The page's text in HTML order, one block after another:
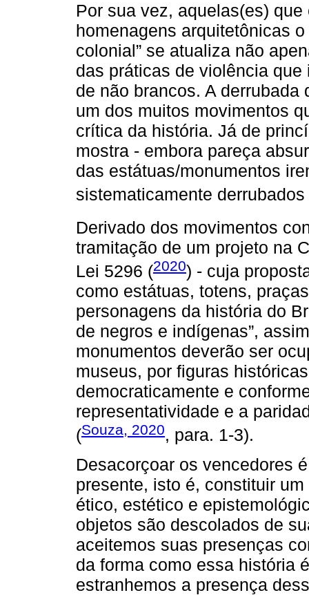
Por sua vez, aquelas(es)
homenagens arquitetônicas
colonial” se atualiza não
das práticas de violência
de não brancos. A
um dos muitos movimentos
crítica da história. Já de
mostra - embora pareça
das estátuas/monumentos
sistematicamente derrubados
Derivado dos movimentos
tramitação de um projeto na
Lei 5296 (2020) - cuja
como estátuas, totens,
personagens da história do
de negros e indígenas”,
monumentos deverão ser
museus, por figuras
democraticamente e
representatividade e a
(Souza, 2020, para. 1-3).
Desacorçoar os vencedores
presente, isto é, constituir
ético, estético e
objetos são descolados de
aceitemos suas presenças
da forma como essa história
estranhemos a presença